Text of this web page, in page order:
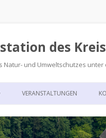
des
Natur- und Umweltschutzes unter
ÖKOLOGIESTATION – FAST
VERANSTALTUNGEN